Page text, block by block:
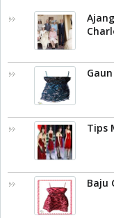
Tips
Baju